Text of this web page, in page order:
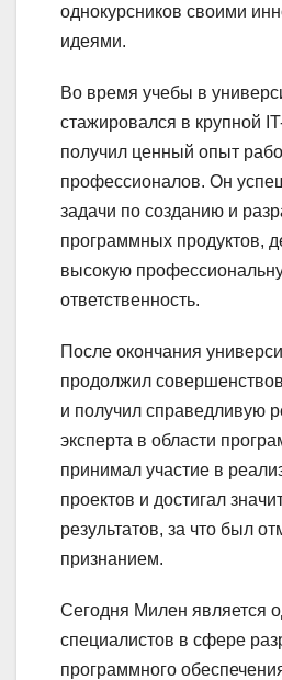
однокурсников своими
идеями.
Во время учебы в
стажировался в крупной
получил ценный опыт
профессионалов. Он
задачи по созданию и
программных продуктов,
высокую
ответственность.
После окончания
продолжил
и получил справедливую
эксперта в области
принимал участие в
проектов и достигал
результатов, за что был
признанием.
Сегодня Милен является
специалистов в сфере
программного